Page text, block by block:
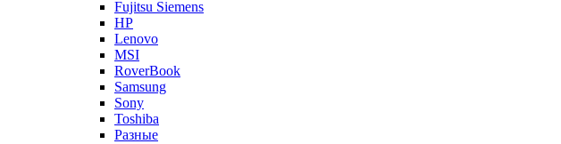
Fujitsu Siemens
HP
Lenovo
MSI
RoverBook
Samsung
Sony
Toshiba
Разные